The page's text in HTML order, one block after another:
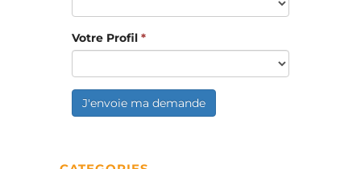
Votre Profil *
J'envoie ma demande